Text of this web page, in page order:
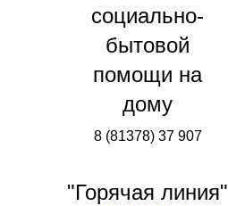
социально-
бытовой
помощи на
дому
8 (81378) 37 907
"Горячая линия"